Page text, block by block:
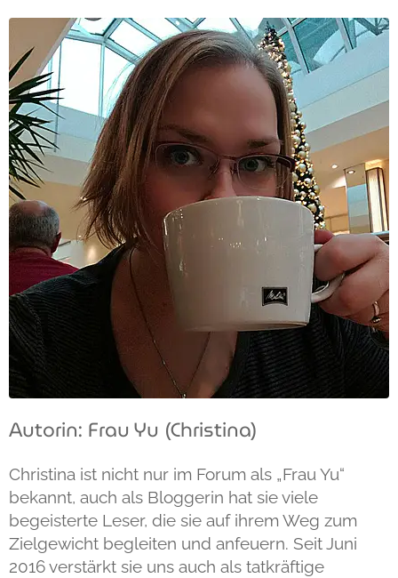
Autorin: Frau Yu (Christina)
Christina ist nicht nur im Forum als „Frau Yu“
bekannt, auch als Bloggerin hat sie viele
begeisterte Leser, die sie auf ihrem Weg zum
Zielgewicht begleiten und anfeuern. Seit Juni
2016 verstärkt sie uns auch als tatkräftige